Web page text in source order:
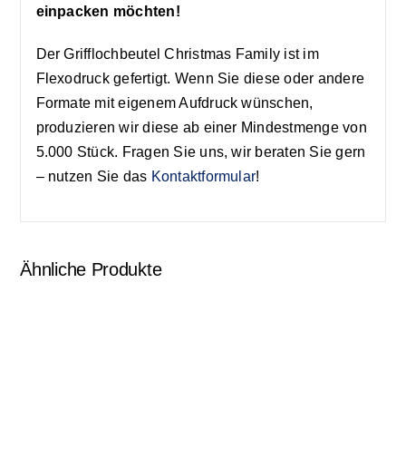
einpacken möchten!
Der Grifflochbeutel Christmas Family ist im
Flexodruck gefertigt. Wenn Sie diese oder andere
Formate mit eigenem Aufdruck wünschen,
produzieren wir diese ab einer Mindestmenge von
5.000 Stück. Fragen Sie uns, wir beraten Sie gern
– nutzen Sie das Kontaktformular!
Ähnliche Produkte